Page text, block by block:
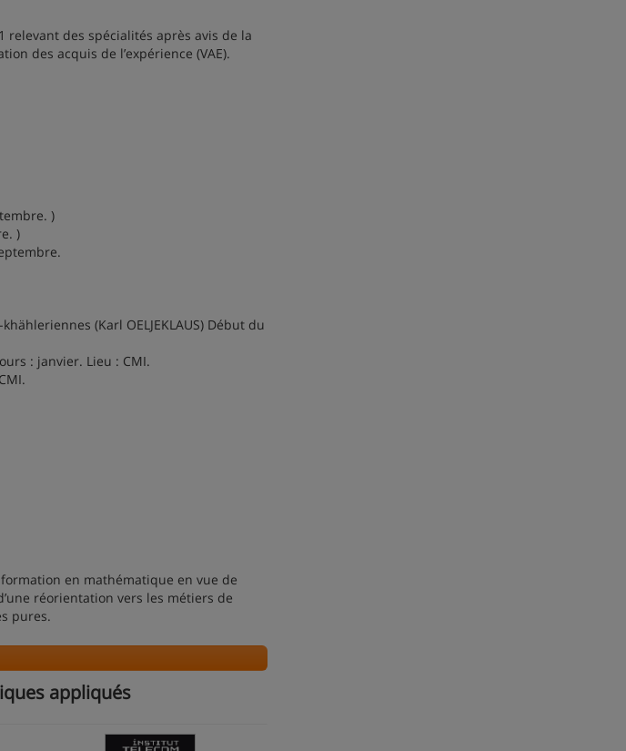
relevant des spécialités après avis de la
des acquis de l’expérience (VAE).
)
)
(Karl OELJEKLAUS) Début du
: janvier. Lieu : CMI.
en mathématique en vue de
réorientation vers les métiers de
pures.
appliqués